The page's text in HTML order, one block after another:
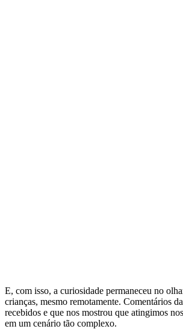
E, com isso, a curiosidade permaneceu no
crianças, mesmo remotamente. Comentários
recebidos e que nos mostrou que atingimos
em um cenário tão complexo.